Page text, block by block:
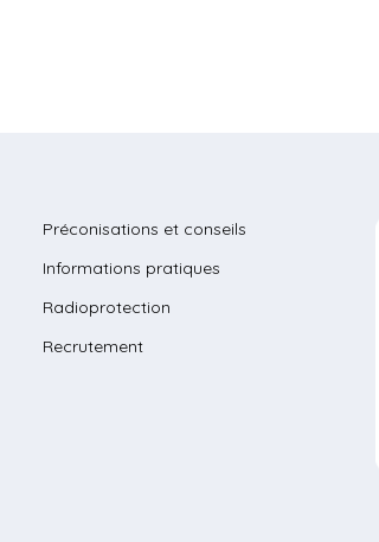
Préconisations et conseils
Informations pratiques
Radioprotection
Recrutement